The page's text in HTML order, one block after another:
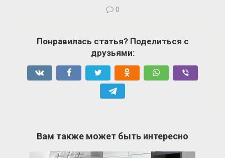
0
Понравилась статья? Поделиться с
друзьями:
Вам также может быть интересно